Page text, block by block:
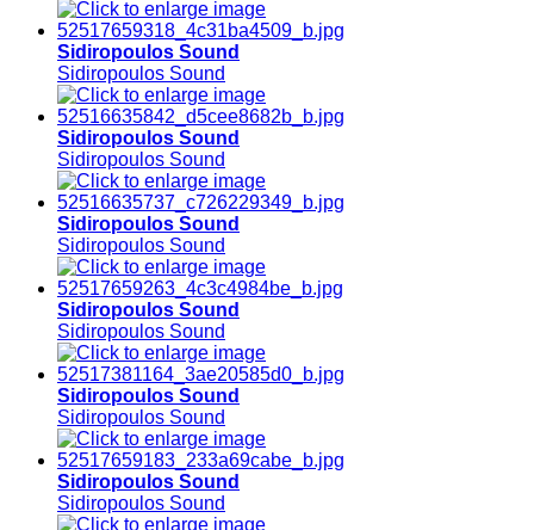
Sidiropoulos Sound
Sidiropoulos Sound
Sidiropoulos Sound
Sidiropoulos Sound
Sidiropoulos Sound
Sidiropoulos Sound
Sidiropoulos Sound
Sidiropoulos Sound
Sidiropoulos Sound
Sidiropoulos Sound
Sidiropoulos Sound
Sidiropoulos Sound